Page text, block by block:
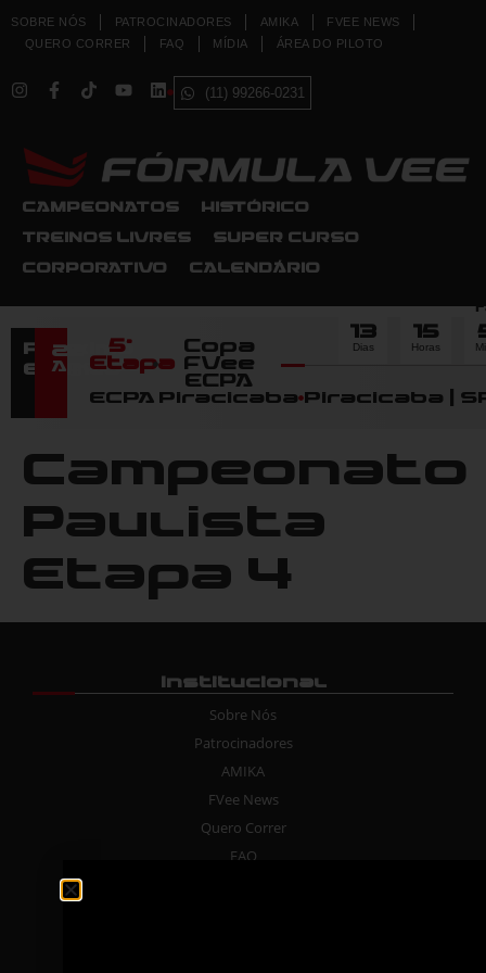
SOBRE NÓS PATROCINADORES AMIKA
FVEE NEWS
QUERO CORRER
FAQ MÍDIA ÁREA DO PILOTO
(11) 99266-0231
CAMPEONATOS HISTÓRICO
TREINOS LIVRES SUPER CURSO
CORPORATIVO CALENDÁRIO
Próximo
Evento
22
Agosto
5ª
Etapa
Copa
FVee
ECPA
ECPA Piracicaba Piracicaba |
13
Dias
15
Horas
Campeonato
Paulista
Etapa 4
Institucional
Sobre Nós
Patrocinadores
AMIKA
FVee News
Quero Correr
FAQ